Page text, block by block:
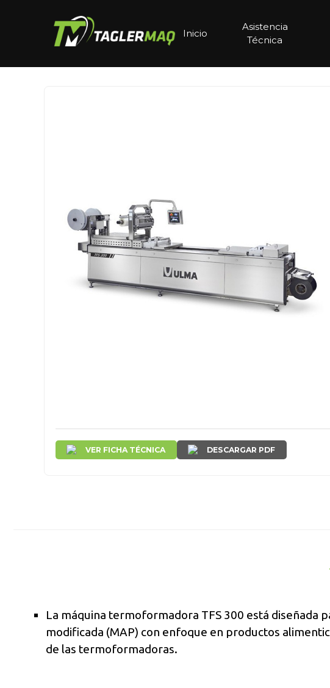
Inicio
Asistencia
Técnica
VER FICHA TÉCNICA DESCARGAR PDF
La máquina termoformadora TFS 300 está diseñada
modificada (MAP) con enfoque en productos
de las termoformadoras.